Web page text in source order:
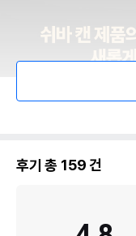
후기 총 159건